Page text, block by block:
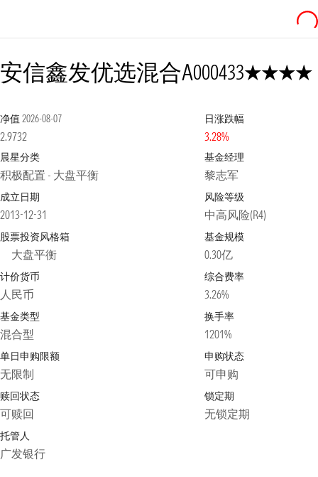
安信鑫发优选混合A000433
净值 2026-08-07
2.9732
日涨跌幅
3.28%
晨星分类
积极配置 - 大盘平衡
基金经理
黎志军
成立日期
2013-12-31
风险等级
中高风险(R4)
股票投资风格箱
大盘平衡
基金规模
0.30亿
计价货币
人民币
综合费率
3.26%
基金类型
混合型
换手率
1201%
单日申购限额
无限制
申购状态
可申购
赎回状态
可赎回
锁定期
无锁定期
托管人
广发银行